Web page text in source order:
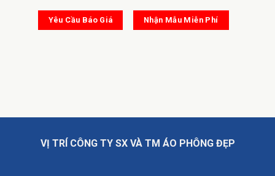
Yêu Cầu Báo Giá Nhận Mẫu Miễn Phí
VỊ TRÍ CÔNG TY SX VÀ TM ÁO PHÔNG ĐẸP